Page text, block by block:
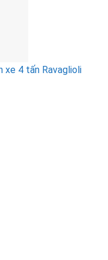
xe 4 tấn Ravaglioli